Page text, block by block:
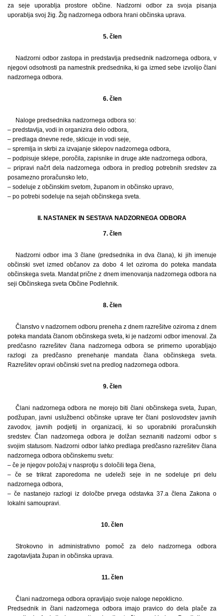
za seje uporablja prostore občine. Nadzorni odbor za svoja pisanja
uporablja svoj žig. Žig nadzornega odbora hrani občinska uprava.
5. člen
Nadzorni odbor zastopa in predstavlja predsednik nadzornega odbora, v
njegovi odsotnosti pa namestnik predsednika, ki ga izmed sebe izvolijo člani
nadzornega odbora.
6. člen
Naloge predsednika nadzornega odbora so:
– predstavlja, vodi in organizira delo odbora,
– predlaga dnevne rede, sklicuje in vodi seje,
– spremlja in skrbi za izvajanje sklepov nadzornega odbora,
– podpisuje sklepe, poročila, zapisnike in druge akte nadzornega odbora,
– pripravi načrt dela nadzornega odbora in predlog potrebnih sredstev za
posamezno proračunsko leto,
– sodeluje z občinskim svetom, županom in občinsko upravo,
– po potrebi sodeluje na sejah občinskega sveta.
II. NASTANEK IN SESTAVA NADZORNEGA ODBORA
7. člen
Nadzorni odbor ima 3 člane (predsednika in dva člana), ki jih imenuje
občinski svet izmed občanov za dobo 4 let oziroma do poteka mandata
občinskega sveta. Mandat prične z dnem imenovanja nadzornega odbora na
seji Občinskega sveta Občine Podlehnik.
8. člen
Članstvo v nadzornem odboru preneha z dnem razrešitve oziroma z dnem
poteka mandata članom občinskega sveta, ki je nadzorni odbor imenoval. Za
predčasno razrešitev člana nadzornega odbora se primerno uporabljajo
razlogi za predčasno prenehanje mandata člana občinskega sveta.
Razrešitev opravi občinski svet na predlog nadzornega odbora.
9. člen
Člani nadzornega odbora ne morejo biti člani občinskega sveta, župan,
podžupan, javni uslužbenci občinske uprave ter člani poslovodstev javnih
zavodov, javnih podjetij in organizacij, ki so uporabniki proračunskih
sredstev. Član nadzornega odbora je dolžan seznaniti nadzorni odbor s
svojim statusom. Nadzorni odbor lahko predlaga predčasno razrešitev člana
nadzornega odbora občinskemu svetu:
– če je njegov položaj v nasprotju s določili tega člena,
– če se trikrat zaporedoma ne udeleži seje in ne sodeluje pri delu
nadzornega odbora,
– če nastanejo razlogi iz določbe prvega odstavka 37.a člena Zakona o
lokalni samoupravi.
10. člen
Strokovno in administrativno pomoč za delo nadzornega odbora
zagotavljata župan in občinska uprava.
11. člen
Člani nadzornega odbora opravljajo svoje naloge nepoklicno.
Predsednik in člani nadzornega odbora imajo pravico do dela plače za